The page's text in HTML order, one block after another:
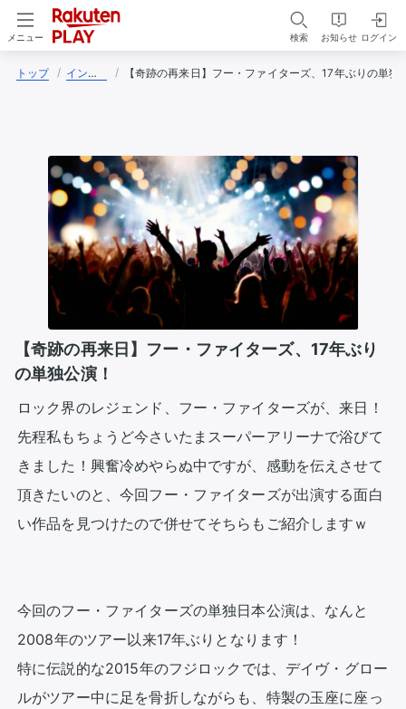
メニュー 検索 お知らせ ログイン
トップ インディ子 【奇跡の再来日】フー・ファイターズ、17年ぶりの単独
【奇跡の再来日】フー・ファイターズ、17年ぶり
の単独公演！
ロック界のレジェンド、フー・ファイターズが、来日！
先程私もちょうど今さいたまスーパーアリーナで浴びて
きました！興奮冷めやらぬ中ですが、感動を伝えさせて
頂きたいのと、今回フー・ファイターズが出演する面白
い作品を見つけたので併せてそちらもご紹介しますｗ
今回のフー・ファイターズの単独日本公演は、なんと
2008年のツアー以来17年ぶりとなります！
特に伝説的な2015年のフジロックでは、デイヴ・グロー
ルがツアー中に足を骨折しながらも、特製の玉座に座っ